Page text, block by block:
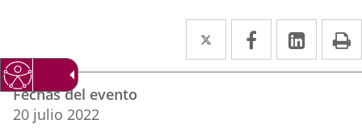
Twitter
Enlace
a
Facebook
Enlace
a
Enlace
a
Datos
del
evento
Fechas del evento
20 julio 2022